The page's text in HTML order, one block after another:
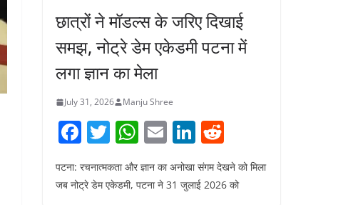
छात्रों ने मॉडल्स के जरिए दिखाई
समझ, नोट्रे डेम एकेडमी पटना में
लगा ज्ञान का मेला
July 31, 2026 Manju Shree
F
c
T
itt
W
at
E
m
ai
Li
n
k
e
d
पटना: रचनात्मकता और ज्ञान का अनोखा संगम देखने को मिला
जब नोट्रे डेम एकेडमी, पटना ने 31 जुलाई 2026 को